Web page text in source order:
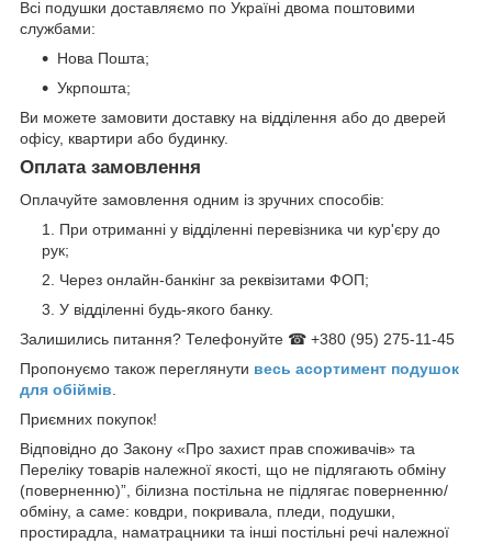
Всі подушки доставляємо по Україні двома поштовими
службами:
Нова Пошта;
Укрпошта;
Ви можете замовити доставку на відділення або до дверей
офісу, квартири або будинку.
Оплата замовлення
Оплачуйте замовлення одним із зручних способів:
При отриманні у відділенні перевізника чи кур'єру до
рук;
Через онлайн-банкінг за реквізитами ФОП;
У відділенні будь-якого банку.
Залишились питання? Телефонуйте ☎ +380 (95) 275-11-45
Пропонуємо також переглянути весь асортимент подушок
для обіймів.
Приємних покупок!
Відповідно до Закону «Про захист прав споживачів» та
Переліку товарів належної якості, що не підлягають обміну
(поверненню)”, білизна постільна не підлягає поверненню/
обміну, а саме: ковдри, покривала, пледи, подушки,
простирадла, наматрацники та інші постільні речі належної